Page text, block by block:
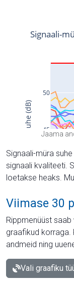
Jaama
Signaali-müra
signaali kvaliteeti.
loetakse heaks.
Viimase 30
Rippmenüüst
graafikud korraga.
andmeid ning
Vali graafiku